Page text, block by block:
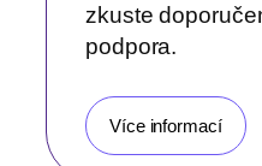
zkuste
podpora.
Více informací